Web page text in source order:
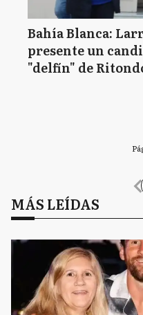
Bahía Blanca:
presente un
"delfín" de
MÁS LEÍDAS